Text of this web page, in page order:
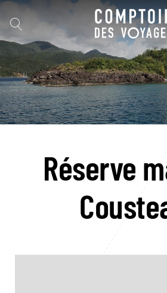
Réserve